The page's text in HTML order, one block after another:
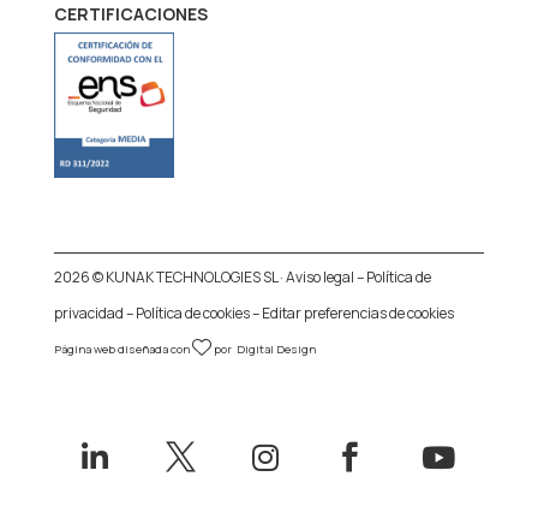
CERTIFICACIONES
2026 © KUNAK TECHNOLOGIES SL ·Aviso legal–Política de
privacidad–Política de cookies–Editar preferencias de cookies
Página web diseñada con por Digital Design
    